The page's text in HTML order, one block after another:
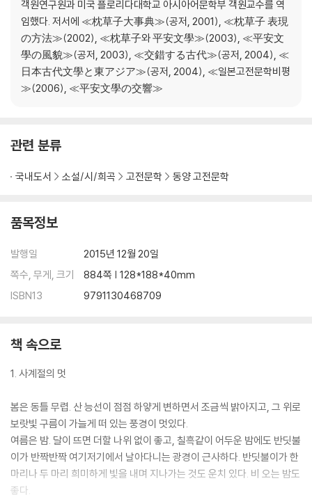
객원연구원과 미국 플로리다대학교 아시아어문학부 객원교수를 역
임했다. 저서에 ≪枕草子大事典≫(공저, 2001), ≪枕草子 表現
の方法≫(2002), ≪枕草子와 平安文學≫(2003), ≪平安文
學の風貌≫(공저, 2003), ≪交錯する古代≫(공저, 2004), ≪
日本古代文學と東アジア≫(공저, 2004), ≪일본고전문학비평
≫(2006), ≪平安文學の交響≫
관련 분류
국내도서 소설/시/희곡 고전문학 동양 고전문학
품목정보
발행일
2015년 12월 20일
쪽수, 무게, 크기
884쪽 | 128*188*40mm
ISBN13
9791130468709
책 속으로
1. 사계절의 멋
봄은 동틀 무렵. 산 능선이 점점 하얗게 변하면서 조금씩 밝아지고, 그 위로
보랏빛 구름이 가늘게 떠 있는 풍경이 멋있다.
여름은 밤. 달이 뜨면 더할 나위 없이 좋고, 칠흑같이 어두운 밤에도 반딧불
이가 반짝반짝 여기저기에서 날아다니는 광경이 근사하다. 반딧불이가 한
마리나 두 마리 희미하게 빛을 내며 지나가는 것도 운치 있다. 비 오는 밤도
좋다.